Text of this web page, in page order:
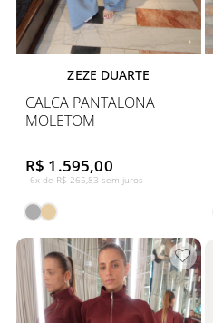
ZEZE DUARTE
CALCA PANTALONA
MOLETOM
R$ 1.595,00
6x de R$ 265,83 sem juros